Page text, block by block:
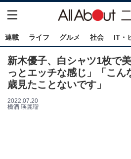
連載 ライフ グルメ 社会 IT・
新木優子、白シャツ1枚で
っとエッチな感じ」「こん
歳見たことないです」
2022.07.20
橋酒 瑛麗瑠